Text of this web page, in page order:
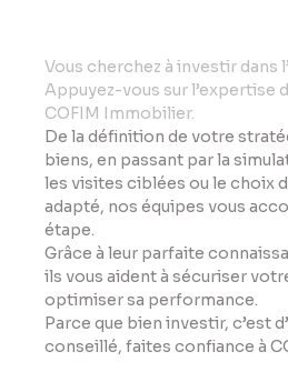
Vous cherchez à investir dans
Appuyez-vous sur l’expertise
COFIM Immobilier.
De la définition de votre
biens, en passant par la
les visites ciblées ou le choix
adapté, nos équipes vous
étape.
Grâce à leur parfaite
ils vous aident à sécuriser
optimiser sa performance.
Parce que bien investir, c’est
conseillé, faites confiance à